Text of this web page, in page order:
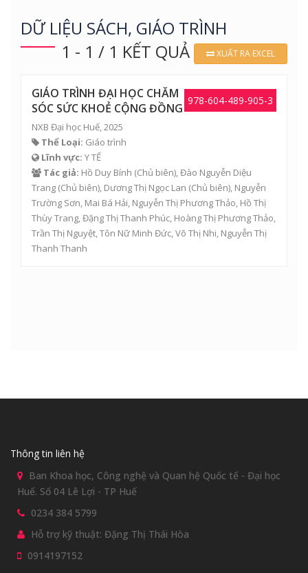
DỮ LIỆU SÁCH, GIÁO TRÌNH
1 - 1 / 1 KẾT QUẢ
XUẤT RA EXCEL
978-604-489-905-3
GIÁO TRÌNH ĐẠI HỌC CHĂM
SÓC SỨC KHOẺ CỘNG ĐỒNG
NXB Đại học Huế, 2025
Thể Loại: Giáo trình
Lĩnh vực: Y TẾ
Tác giả: Hồ Duy Bính (Chủ biên),Đào Nguyễn Diệu
Trang (Chủ biên), Dương Thị Ngọc Lan (Chủ biên), Nguyễn
Trường Sơn, Mai Bá Hải, Nguyễn Thị Phương Thảo, Hồ Thị
Thùy Trang,Đặng Thị Thanh Phúc, Hoàng Thị Phương Thảo,
Trần Thị Nguyệt,Tôn Nữ Minh Đức,Võ Thị Nhi, Nguyễn Thị
Thanh Thanh
Thông tin liên hệ
Ban Khoa học, Công nghệ và Quan hệ Quốc tế - Đại học
Huế. Số 04 Lê Lợi - TP Huế
0234 384 5799
Hỗ trợ kỹ thuật: Đặng Thị Thái Hòa
0914197152